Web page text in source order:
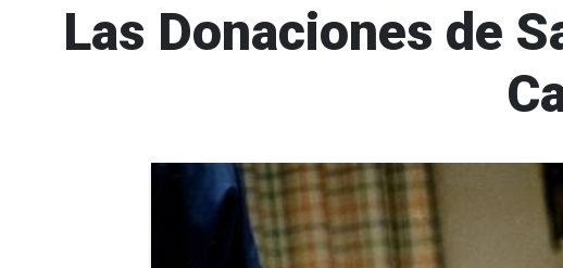
Las Donaciones de